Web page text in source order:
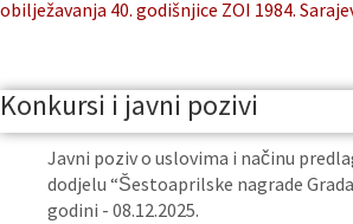
obilježavanja 40. godišnjice ZOI 1984.
Konkursi i javni pozivi
Javni poziv o uslovima i načinu
dodjelu “Šestoaprilske nagrade Grada
godini - 08.12.2025.